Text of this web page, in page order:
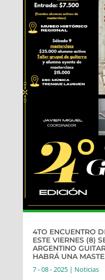
4TO ENCUENTRO
ESTE VIERNES (8)
ARGENTINO
HABRÁ UNA
7 - 08 - 2025| Noticias